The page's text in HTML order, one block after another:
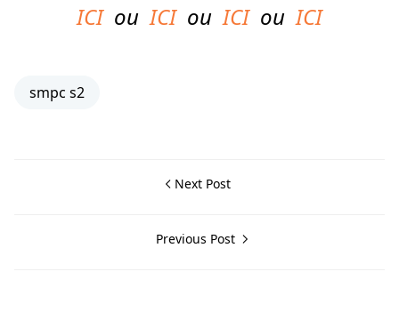
ICIouICIouICIouICI
smpc s2
Next Post
Previous Post